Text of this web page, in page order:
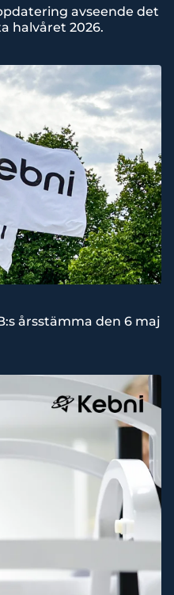
avseende det
halvåret 2026.
årsstämma den 6 maj